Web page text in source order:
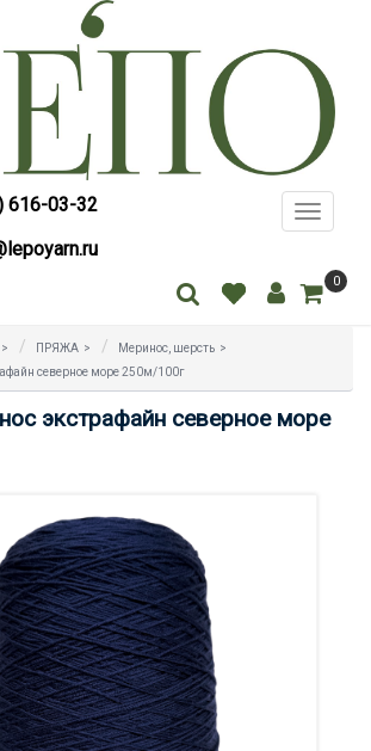
616-03-32
Toggle
0
> ПРЯЖА > Меринос, шерсть >
северное море 250м/100г
экстрафайн северное море